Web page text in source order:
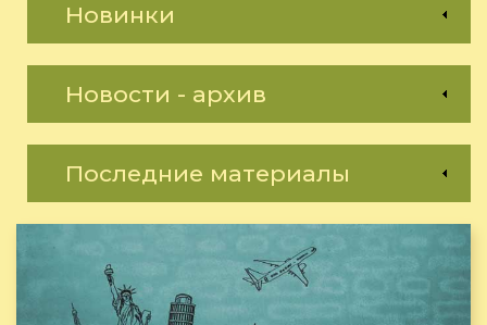
Новинки
Новости - архив
Последние материалы